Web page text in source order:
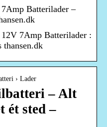
Batterilader –
7Amp Batterilader :
› Lader
– Alt
ét sted –